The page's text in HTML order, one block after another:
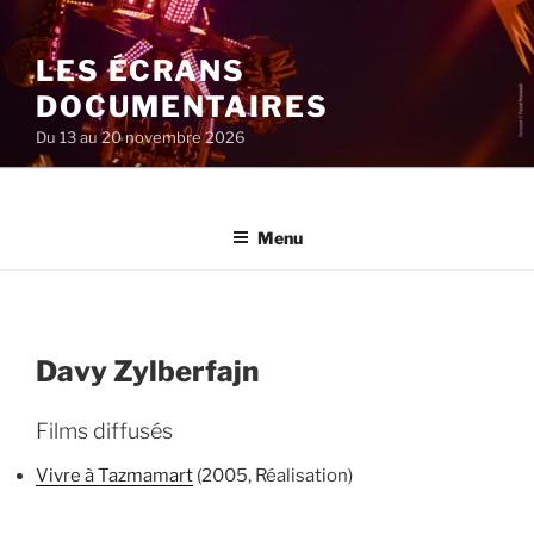
au
contenu
principal
LES ÉCRANS
DOCUMENTAIRES
Du 13 au 20 novembre 2026
Menu
Davy Zylberfajn
Films diffusés
Vivre à Tazmamart (2005, Réalisation)